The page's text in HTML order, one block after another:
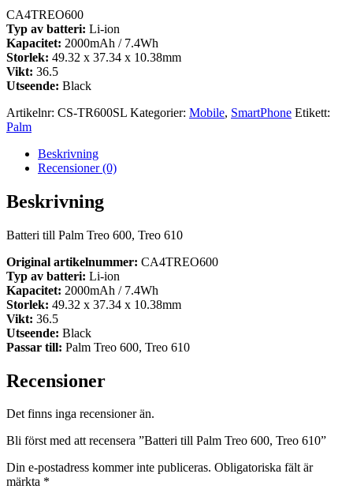
CA4TREO600
Typ av batteri: Li-ion
Kapacitet: 2000mAh / 7.4Wh
Storlek: 49.32 x 37.34 x 10.38mm
Vikt: 36.5
Utseende: Black
Artikelnr: CS-TR600SL Kategorier: Mobile, SmartPhone Etikett:
Palm
Beskrivning
Recensioner (0)
Beskrivning
Batteri till Palm Treo 600, Treo 610
Original artikelnummer: CA4TREO600
Typ av batteri: Li-ion
Kapacitet: 2000mAh / 7.4Wh
Storlek: 49.32 x 37.34 x 10.38mm
Vikt: 36.5
Utseende: Black
Passar till: Palm Treo 600, Treo 610
Recensioner
Det finns inga recensioner än.
Bli först med att recensera ”Batteri till Palm Treo 600, Treo 610”
Din e-postadress kommer inte publiceras. Obligatoriska fält är
märkta *